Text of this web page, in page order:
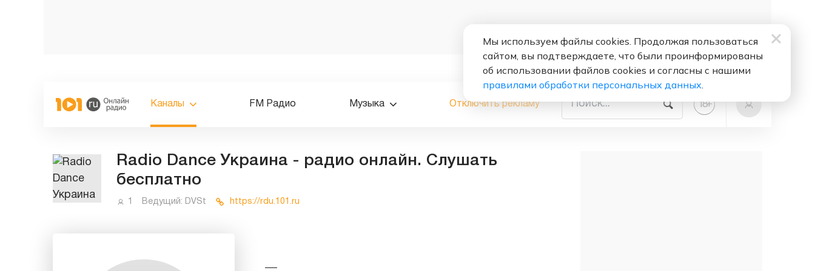
Каналы FM Радио Музыка Отключить рекламу 18+
Radio Dance Украина - радио онлайн. Слушать
бесплатно
1 Ведущий: DVSt https://rdu.101.ru
—
Мы используем файлы cookies. Продолжая пользоваться
сайтом, вы подтверждаете, что были проинформированы
об использовании файлов cookies и согласны с нашими
правилами обработки персональных данных.